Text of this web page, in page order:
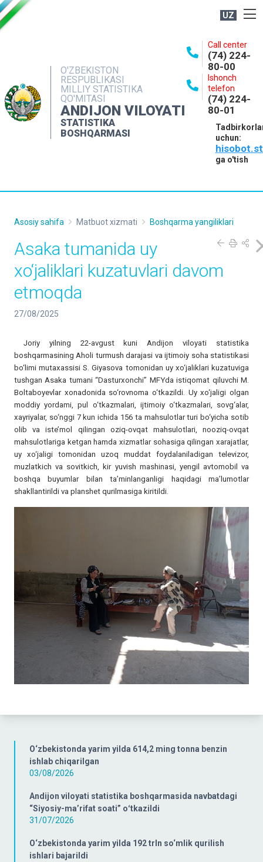
UZ
O'ZBEKISTON
RESPUBLIKASI
MILLIY STATISTIKA
QO'MITASI
ANDIJON VILOYATI
STATISTIKA
BOSHQARMASI
Call center
(74) 224-
80-00
Ishonch
telefon
(74) 224-
80-01
uchun:
ga o'tish
NASHRLAR
INTERAKTIV XIZMATLAR
MATBUOT XIZMATI
MUROJAATLAR
O‘zbekistonda yarim yilda 614,2 ming tonna benzin
ishlab chiqarilgan
03/08/2026
Andijon viloyati statistika boshqarmasida navbatdagi
“Siyosiy-ma’rifat soati” oʻtkazildi
31/07/2026
O‘zbekistonda yarim yilda 192 trln so‘mlik qurilish
ishlari bajarildi
Asosiy sahifa Matbuot xizmati Boshqarma yangiliklari
Asaka tumanida uy
xo‘jaliklari kuzatuvlari davom
etmoqda
27/08/2025
Joriy yilning 22-avgust kuni Andijon viloyati statistika
boshqarmasining Aholi turmush darajasi va ijtimoiy soha statistikasi
bo‘limi mutaxassisi S. Giyasova tomonidan uy xo‘jaliklari kuzatuviga
tushgan Asaka tumani “Dasturxonchi” MFYda istiqomat qiluvchi M.
Boltaboyevlar xonadonida so‘rovnoma o‘tkazildi. Uy xo‘jaligi olgan
moddiy yordami, pul o‘tkazmalari, ijtimoiy o‘tkazmalari, sovg‘alar,
xayriyalar, so‘nggi 7 kun ichida 156 ta mahsulotlar turi bo‘yicha sotib
olib va iste’mol qilingan oziq-ovqat mahsulotlari, nooziq-ovqat
mahsulotlariga ketgan hamda xizmatlar sohasiga qilingan xarajatlar,
uy xo‘jaligi tomonidan uzoq muddat foydalaniladigan televizor,
muzlatkich va sovitkich, kir yuvish mashinasi, yengil avtomobil va
boshqa buyumlar bilan ta’minlanganligi haqidagi ma’lumotlar
shakllantirildi va planshet qurilmasiga kiritildi.